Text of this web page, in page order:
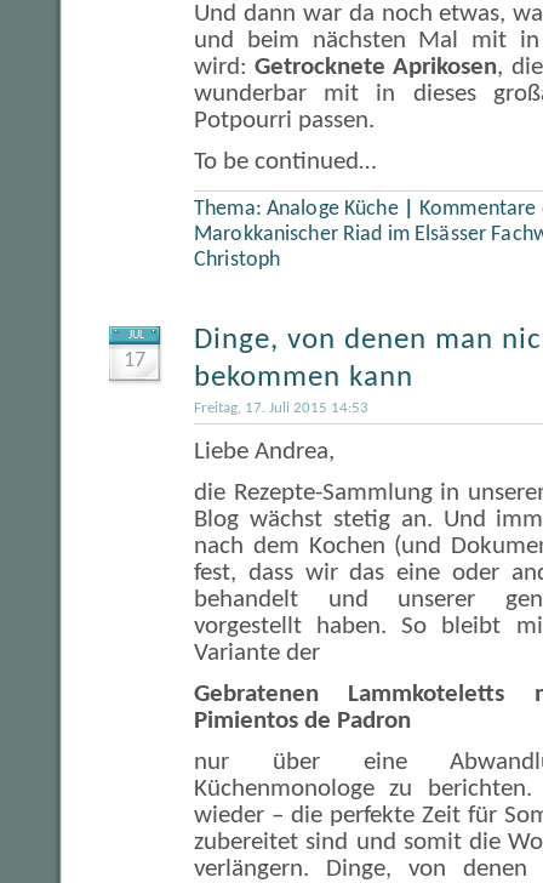
Und dann war da noch etwas,
und beim nächsten Mal mit
wird:Getrocknete Aprikosen,
wunderbar mit in dieses
Potpourri passen.
To be continued…
Thema: Analoge Küche
Marokkanischer Riad im Elsässer
Christoph
JUL
17
Dinge, von denen man
bekommen kann
Freitag, 17. Juli 2015 14:53
Liebe Andrea,
die Rezepte-Sammlung in
Blog wächst stetig an. Und
nach dem Kochen (und
fest, dass wir das eine oder
behandelt und unserer
vorgestellt haben. So bleibt
Variante der
Gebratenen
Pimientos de Padron
nur über eine
Küchenmonologe zu
wieder – die perfekte Zeit für
zubereitet sind und somit die
verlängern. Dinge, von